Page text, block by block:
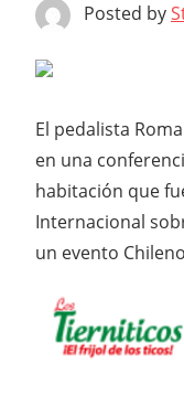
Posted by
El pedalista
en una
habitación que
Internacional
un evento